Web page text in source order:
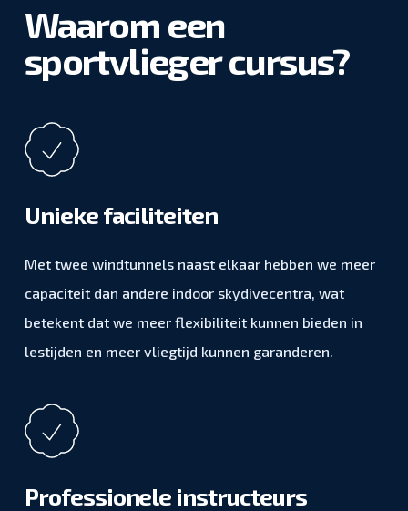
Waarom een
sportvlieger cursus?
Unieke faciliteiten
Met twee windtunnels naast elkaar hebben we meer
capaciteit dan andere indoor skydivecentra, wat
betekent dat we meer flexibiliteit kunnen bieden in
lestijden en meer vliegtijd kunnen garanderen.
Professionele instructeurs